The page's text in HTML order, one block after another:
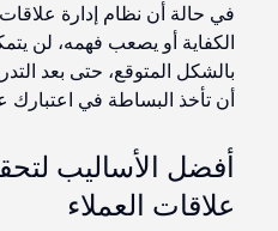
في حالة أن نظام إدارة
الكفاية أو يصعب فهمه، لن
بالشكل المتوقع، حتى بعد
أن تأخذ البساطة في اعتبارك
أفضل الأساليب
علاقات العملاء